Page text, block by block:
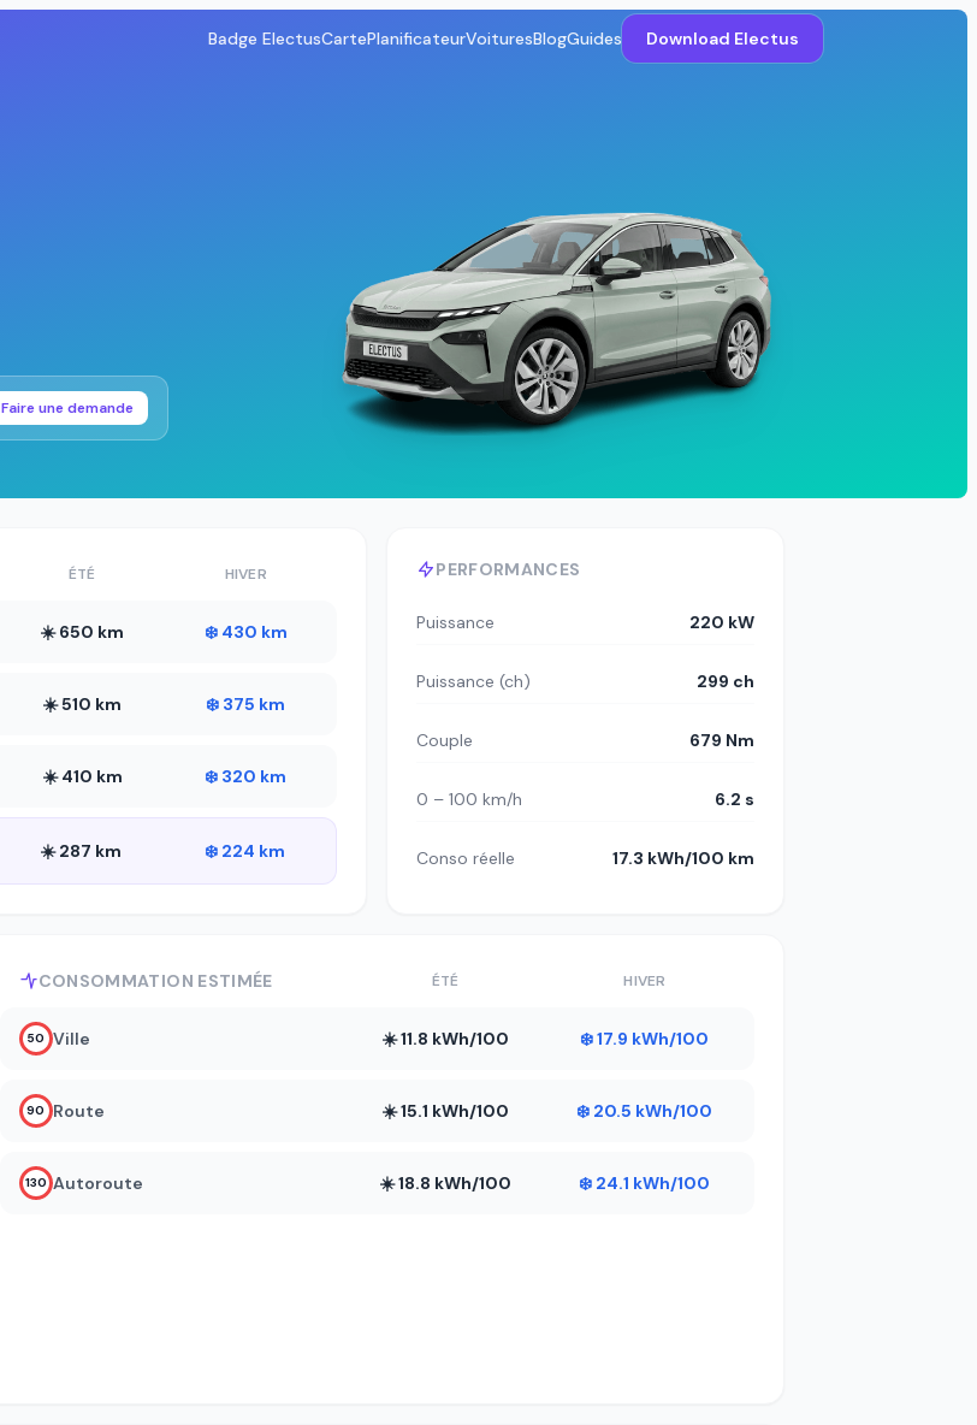
Badge ElectusCartePlanificateurVoituresBlogGuides Download Electus
Faire une demande
ÉTÉ HIVER
☀️ 650 km ❄️ 430 km
☀️ 510 km ❄️ 375 km
☀️ 410 km ❄️ 320 km
☀️ 287 km ❄️ 224 km
PERFORMANCES
Puissance 220 kW
Puissance (ch) 299 ch
Couple 679 Nm
0 – 100 km/h 6.2 s
Conso réelle 17.3 kWh/100 km
CONSOMMATION ESTIMÉE ÉTÉ HIVER
50 Ville ☀️ 11.8 kWh/100 ❄️ 17.9 kWh/100
90 Route ☀️ 15.1 kWh/100 ❄️ 20.5 kWh/100
130 Autoroute ☀️ 18.8 kWh/100 ❄️ 24.1 kWh/100